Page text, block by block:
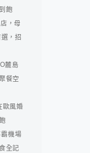
飽
，母
，招
麓島
餐空
歐風婚
機場
全記